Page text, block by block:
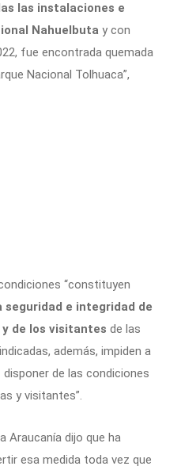
las instalaciones e
Nahuelbuta y con
fue encontrada quemada
Nacional Tolhuaca”,
“constituyen
e integridad de
y de los visitantes de las
además, impiden a
de las condiciones
y visitantes”.
Araucanía dijo que ha
esa medida toda vez que